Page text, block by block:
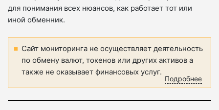
для понимания всех нюансов, как работает тот или
иной обменник.
Сайт мониторинга не осуществляет деятельность
по обмену валют, токенов или других активов а
также не оказывает финансовых услуг.
Подробнее